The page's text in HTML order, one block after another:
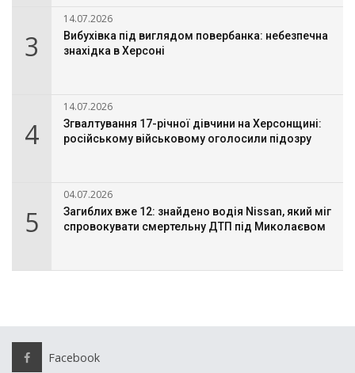
3
14.07.2026
Вибухівка під виглядом повербанка: небезпечна
знахідка в Херсоні
4
14.07.2026
Згвалтування 17-річної дівчини на Херсонщині:
російському військовому оголосили підозру
5
04.07.2026
Загиблих вже 12: знайдено водія Nissan, який міг
спровокувати смертельну ДТП під Миколаєвом
Facebook